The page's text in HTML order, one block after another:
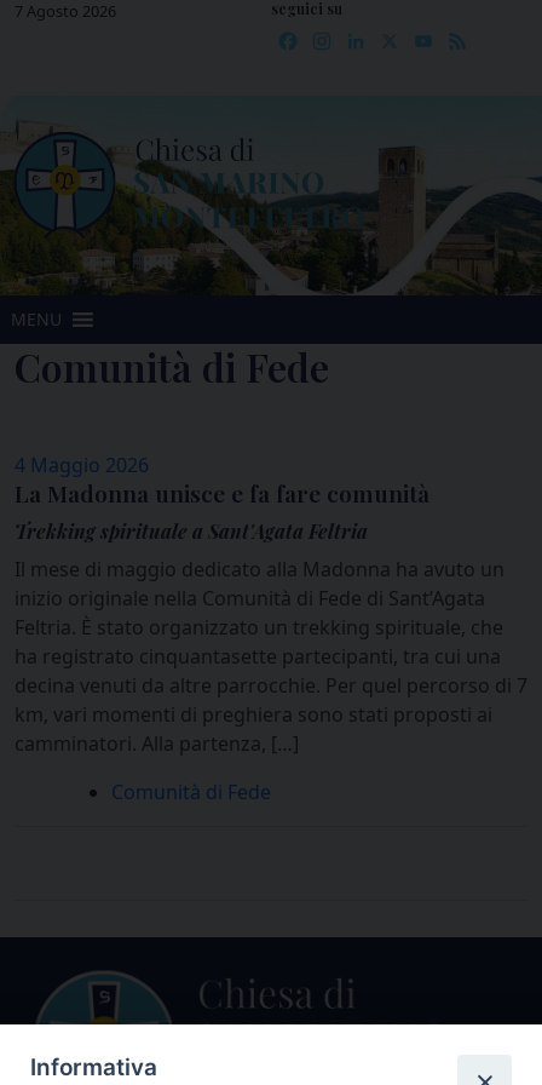
Skip7 Agosto 2026 seguici su
Facebook
Instagram
LinkedIn YouTube
MENU
Comunità di Fede
4 Maggio 2026
La Madonna unisce e fa fare comunità
Trekking spirituale a Sant'Agata Feltria
Il mese di maggio dedicato alla Madonna ha avuto un
inizio originale nella Comunità di Fede di Sant’Agata
Feltria. È stato organizzato un trekking spirituale, che
ha registrato cinquantasette partecipanti, tra cui una
decina venuti da altre parrocchie. Per quel percorso di 7
km, vari momenti di preghiera sono stati proposti ai
camminatori. Alla partenza, […]
Comunità di Fede
Informativa